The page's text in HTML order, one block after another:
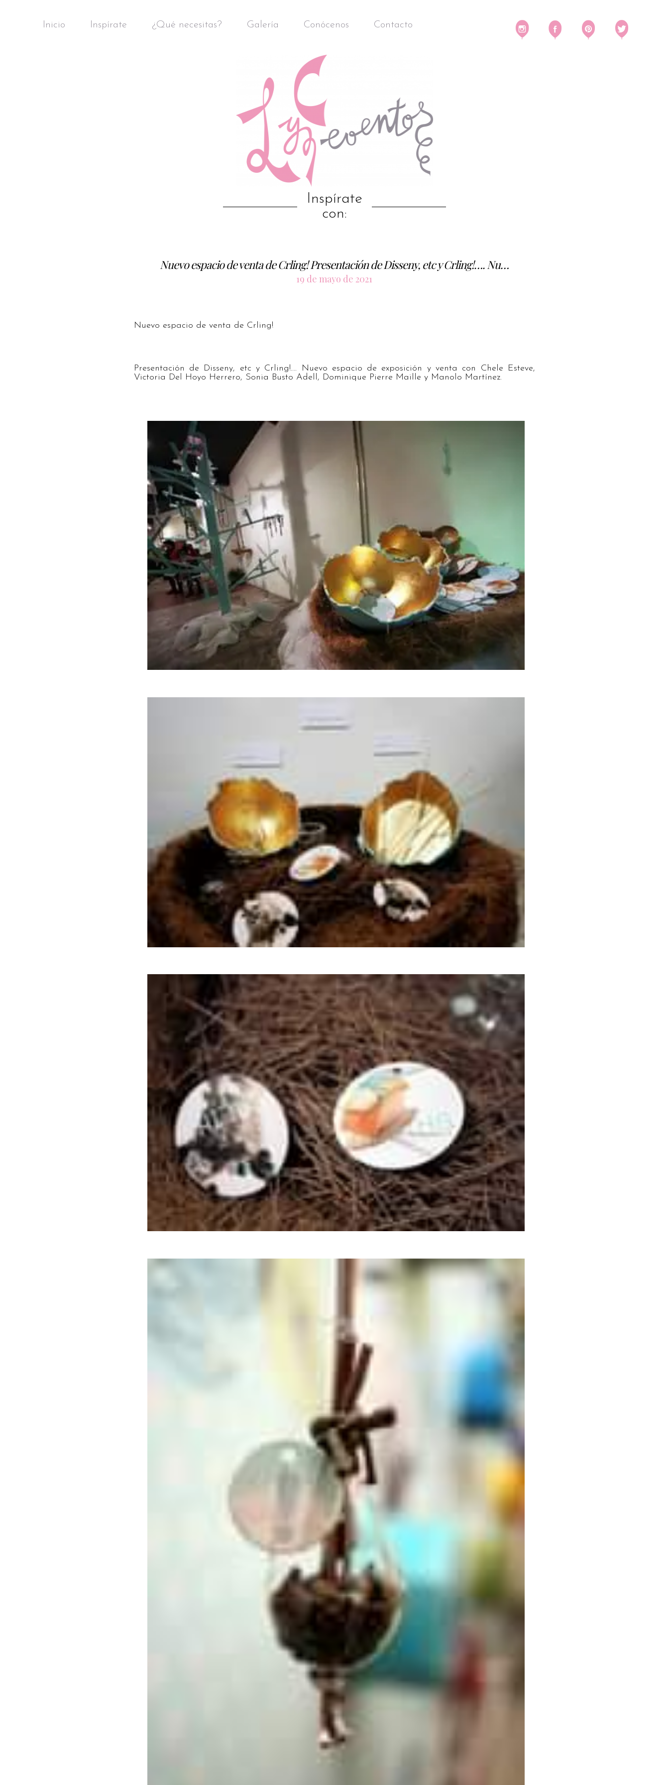
Inicio Inspírate ¿Qué necesitas? Galería Conócenos Contacto
Inspírate
con:
Nuevo espacio de venta de Crling! Presentación de Disseny, etc y Crling!…. Nu…
19 de mayo de 2021
Nuevo espacio de venta de Crling!
Presentación de Disseny, etc y Crling!…. Nuevo espacio de exposición y venta con Chele Esteve,
Victoria Del Hoyo Herrero, Sonia Busto Adell, Dominique Pierre Maille y Manolo Martínez.